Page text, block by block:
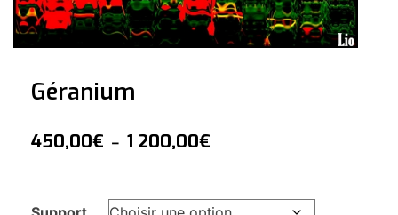
Géranium
450,00€ – 1 200,00€